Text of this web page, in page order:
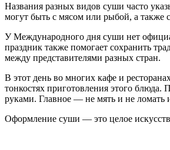
Названия разных видов суши часто
могут быть с мясом или рыбой, а также
У Международного дня суши нет
праздник также помогает сохранить
между представителями разных стран.
В этот день во многих кафе и
тонкостях приготовления этого
руками. Главное — не мять и не ломать
Оформление суши — это целое